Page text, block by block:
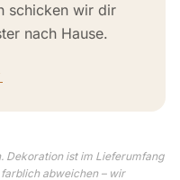
schicken wir dir
nach Hause.
Dekoration ist im Lieferumfang
abweichen – wir